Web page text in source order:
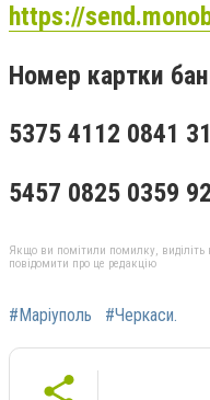
https://
Номер картки
5375 4112 0841
5457 0825 0359
Якщо ви помітили помилку, виділіть
повідомити про це редакцію
#Маріуполь #Черкаси.